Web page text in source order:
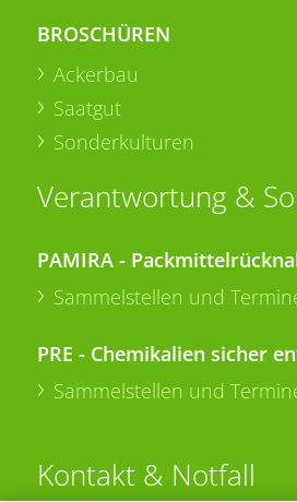
BROSCHÜREN
Ackerbau
Saatgut
Sonderkulturen
Verantwortung &
PAMIRA -
Sammelstellen und
PRE - Chemikalien sicher
Sammelstellen und
Kontakt & Notfall